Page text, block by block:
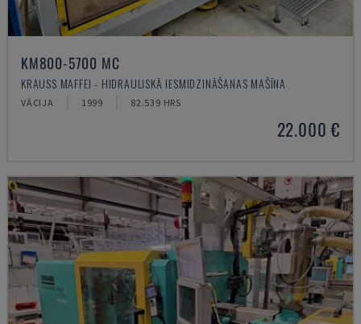
KM800-5700 MC
KRAUSS MAFFEI - HIDRAULISKĀ IESMIDZINĀŠANAS MAŠĪNA
VĀCIJA 1999 82.539 HRS
22.000 €